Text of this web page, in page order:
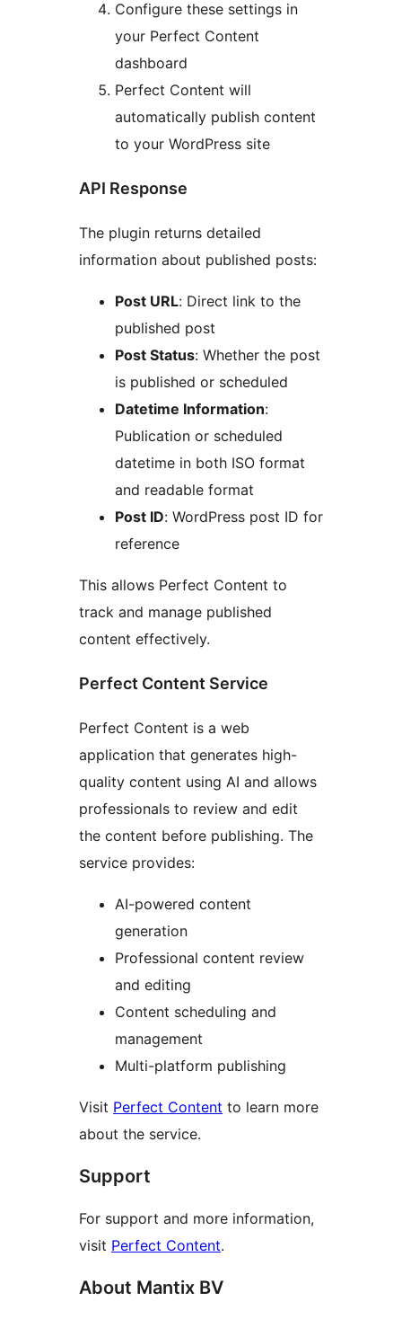
Configure these settings in
your Perfect Content
dashboard
Perfect Content will
automatically publish content
to your WordPress site
API Response
The plugin returns detailed
information about published posts:
Post URL: Direct link to the
published post
Post Status: Whether the post
is published or scheduled
Datetime Information:
Publication or scheduled
datetime in both ISO format
and readable format
Post ID: WordPress post ID for
reference
This allows Perfect Content to
track and manage published
content effectively.
Perfect Content Service
Perfect Content is a web
application that generates high-
quality content using AI and allows
professionals to review and edit
the content before publishing. The
service provides:
AI-powered content
generation
Professional content review
and editing
Content scheduling and
management
Multi-platform publishing
Visit Perfect Content to learn more
about the service.
Support
For support and more information,
visit Perfect Content.
About Mantix BV